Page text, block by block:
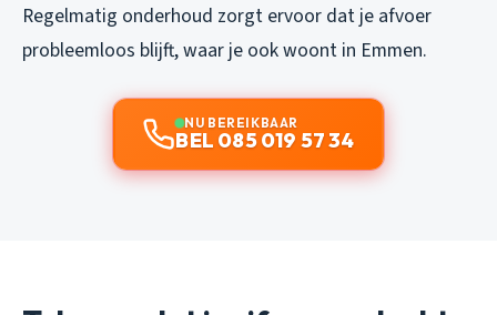
Regelmatig onderhoud zorgt ervoor dat je afvoer
probleemloos blijft, waar je ook woont in Emmen.
NU BEREIKBAAR
BEL 085 019 57 34